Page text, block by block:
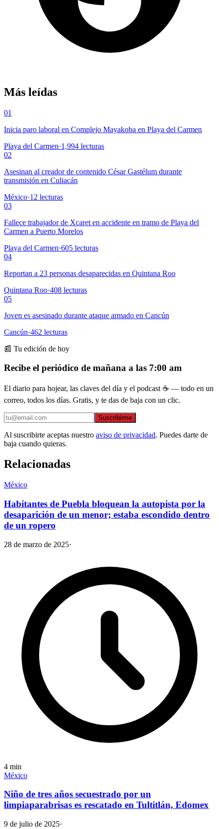
Más leídas
01
Inicia paro laboral en Complejo Mayakoba en Playa del Carmen
Playa del Carmen·1,994 lecturas
02
Asesinan al creador de contenido César Gastélum durante
transmisión en Culiacán
México·12 lecturas
03
Fallece trabajador de Xcaret en accidente en tramo de Playa del
Carmen a Puerto Morelos
Playa del Carmen·605 lecturas
04
Reportan a 23 personas desaparecidas en Quintana Roo
Quintana Roo·408 lecturas
05
Joven es asesinado durante ataque armado en Cancún
Cancún·462 lecturas
📰 Tu edición de hoy
Recibe el periódico de mañana a las 7:00 am
El diario para hojear, las claves del día y el podcast ☕ — todo en un
correo, todos los días. Gratis, y te das de baja con un clic.
Suscribirme
Al suscribirte aceptas nuestro aviso de privacidad. Puedes darte de
baja cuando quieras.
Relacionadas
México
Habitantes de Puebla bloquean la autopista por la
desaparición de un menor; estaba escondido dentro
de un ropero
28 de marzo de 2025·
4 min
México
Niño de tres años secuestrado por un
limpiaparabrisas es rescatado en Tultitlán, Edomex
9 de julio de 2025·